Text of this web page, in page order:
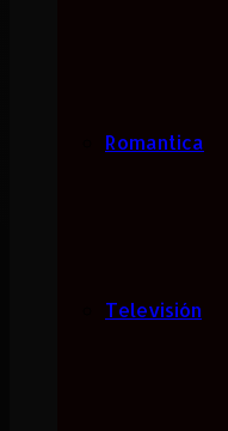
Romantica
Televisión